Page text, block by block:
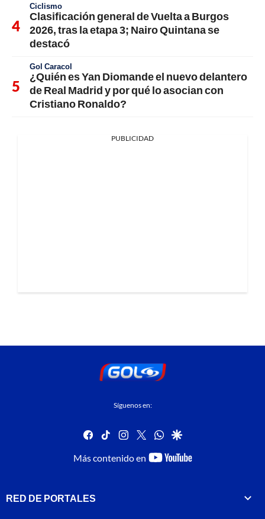
Ciclismo
Clasificación general de Vuelta a Burgos
2026, tras la etapa 3; Nairo Quintana se
destacó
Gol Caracol
¿Quién es Yan Diomande el nuevo delantero
de Real Madrid y por qué lo asocian con
Cristiano Ronaldo?
PUBLICIDAD
Síguenos en:
facebook
tiktok instagram
twitterwhatsapp
google
Más contenido en
youtube-
RED DE PORTALES